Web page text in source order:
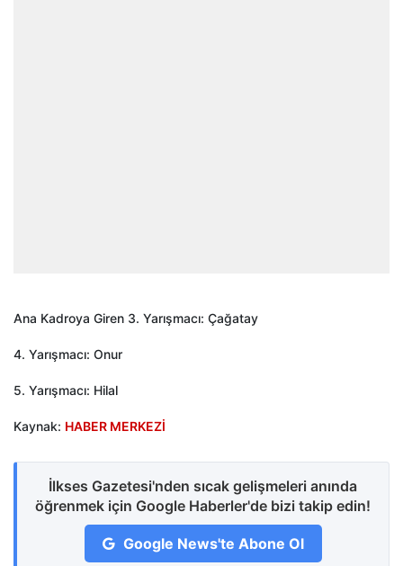
Ana Kadroya Giren 3. Yarışmacı: Çağatay
4. Yarışmacı: Onur
5. Yarışmacı: Hilal
Kaynak: HABER MERKEZİ
İlkses Gazetesi'nden sıcak gelişmeleri anında
öğrenmek için Google Haberler'de bizi takip edin!
Google News'te Abone Ol